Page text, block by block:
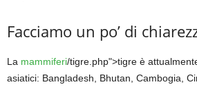
Facciamo un po’ di
La mammiferi/tigre.php">tigre è
asiatici: Bangladesh, Bhutan, Cambogia,